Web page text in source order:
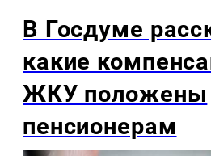
В Госдуме
какие
ЖКУ положены
пенсионерам